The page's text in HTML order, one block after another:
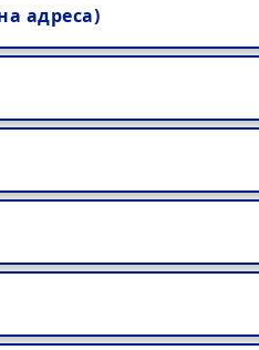
адреса)